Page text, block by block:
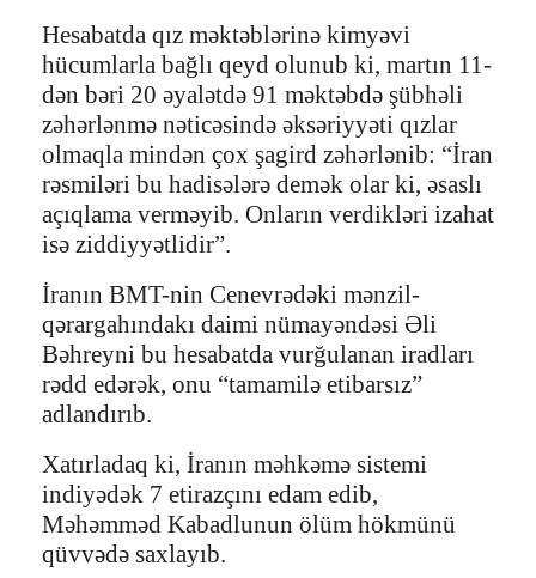
Hesabatda qız məktəblərinə kimyəvi
hücumlarla bağlı qeyd olunub ki, martın 11-
dən bəri 20 əyalətdə 91 məktəbdə şübhəli
zəhərlənmə nəticəsində əksəriyyəti qızlar
olmaqla mindən çox şagird zəhərlənib: “İran
rəsmiləri bu hadisələrə demək olar ki, əsaslı
açıqlama verməyib. Onların verdikləri izahat
isə ziddiyyətlidir”.
İranın BMT-nin Cenevrədəki mənzil-
qərargahındakı daimi nümayəndəsi Əli
Bəhreyni bu hesabatda vurğulanan iradları
rədd edərək, onu “tamamilə etibarsız”
adlandırıb.
Xatırladaq ki, İranın məhkəmə sistemi
indiyədək 7 etirazçını edam edib,
Məhəmməd Kabadlunun ölüm hökmünü
qüvvədə saxlayıb.